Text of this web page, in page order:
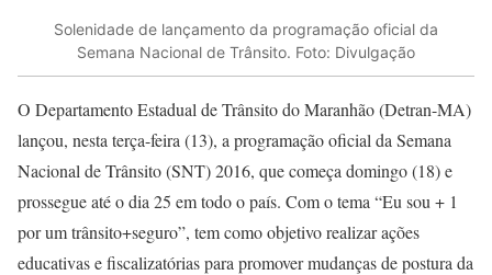
Solenidade de lançamento da programação oficial da
Semana Nacional de Trânsito. Foto: Divulgação
O Departamento Estadual de Trânsito do Maranhão (Detran-MA)
lançou, nesta terça-feira (13), a programação oficial da Semana
Nacional de Trânsito (SNT) 2016, que começa domingo (18) e
prossegue até o dia 25 em todo o país. Com o tema “Eu sou + 1
por um trânsito+seguro”, tem como objetivo realizar ações
educativas e fiscalizatórias para promover mudanças de postura da